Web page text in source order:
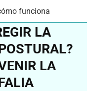
funciona
LA
LA